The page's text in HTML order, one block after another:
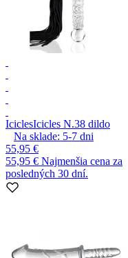
IciclesIcicles N.38 dildo
Na sklade: 5-7 dni
55,95 €
55,95 € Najmenšia cena za
posledných 30 dní.